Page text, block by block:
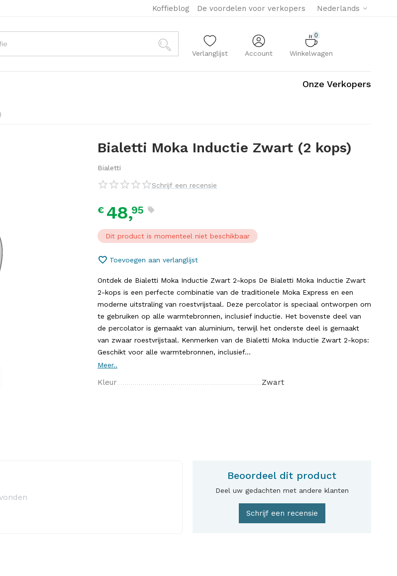
Nederlands
Koffieblog De voordelen voor verkopers
Verlanglijst Account
0
Winkelwagen
Onze Verkopers
Bialetti Moka Inductie Zwart (2 kops)
Bialetti
Schrijf een recensie
€ 48,95
Dit product is momenteel niet beschikbaar
Toevoegen aan verlanglijst
Ontdek de Bialetti Moka Inductie Zwart 2-kops De Bialetti Moka Inductie Zwart
2-kops is een perfecte combinatie van de traditionele Moka Express en een
moderne uitstraling van roestvrijstaal. Deze percolator is speciaal ontworpen om
te gebruiken op alle warmtebronnen, inclusief inductie. Het bovenste deel van
de percolator is gemaakt van aluminium, terwijl het onderste deel is gemaakt
van zwaar roestvrijstaal. Kenmerken van de Bialetti Moka Inductie Zwart 2-kops:
Geschikt voor alle warmtebronnen, inclusief...
Meer..
Kleur Zwart
Beoordeel dit product
Deel uw gedachten met andere klanten
Schrijf een recensie